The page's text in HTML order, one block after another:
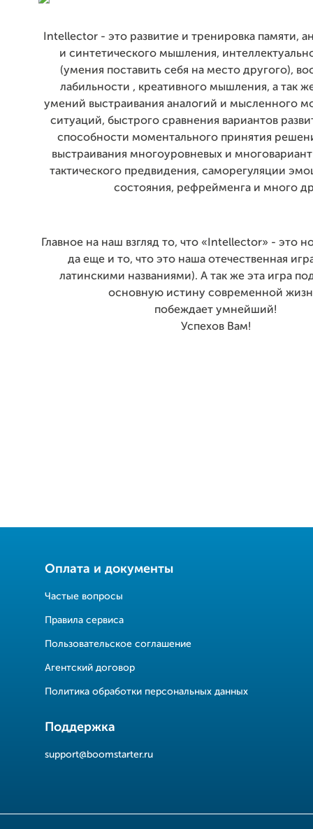
Intellector - это развитие и тренировка памяти,
и синтетического мышления,
(умения поставить себя на место другого),
лабильности , креативного мышления, а так
умений выстраивания аналогий и мысленного
ситуаций, быстрого сравнения вариантов
способности моментального принятия
выстраивания многоуровневых и
тактического предвидения, саморегуляции
состояния, рефрейменга и много
Главное на наш взгляд то, что «Intellector» - это
да еще и то, что это наша отечественная
латинскими названиями). А так же эта игра
основную истину современной
побеждает умнейший!
Успехов Вам!
Оплата и документы
Частые вопросы
Правила сервиса
Пользовательское соглашение
Агентский договор
Политика обработки персональных данных
Поддержка
support@boomstarter.ru